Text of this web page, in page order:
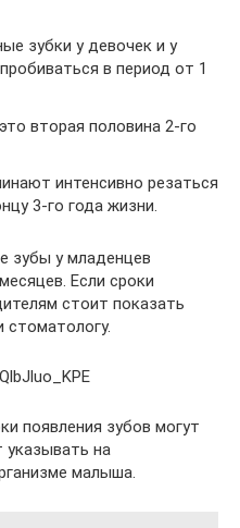
зубки у девочек и у
в период от 1
вторая половина 2-го
интенсивно резаться
3-го года жизни.
зубы у младенцев
Если сроки
стоит показать
стоматологу.
появления зубов могут
на
малыша.